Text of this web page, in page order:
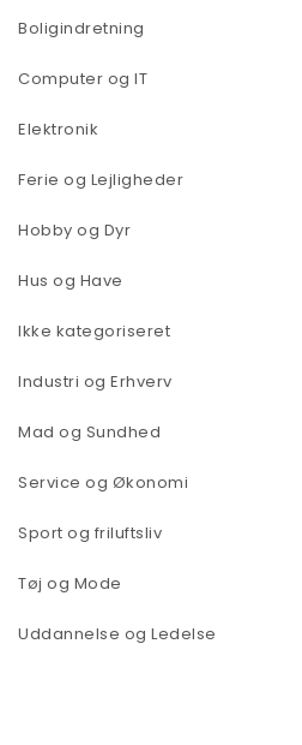
Boligindretning
Computer og IT
Elektronik
Ferie og Lejligheder
Hobby og Dyr
Hus og Have
Ikke kategoriseret
Industri og Erhverv
Mad og Sundhed
Service og Økonomi
Sport og friluftsliv
Tøj og Mode
Uddannelse og Ledelse